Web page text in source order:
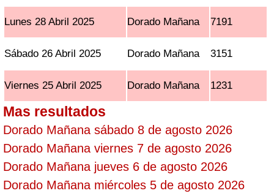
Lunes 28 Abril 2025 Dorado Mañana 7191
Sábado 26 Abril 2025 Dorado Mañana 3151
Viernes 25 Abril 2025 Dorado Mañana 1231
Mas resultados
Dorado Mañana sábado 8 de agosto 2026
Dorado Mañana viernes 7 de agosto 2026
Dorado Mañana jueves 6 de agosto 2026
Dorado Mañana miércoles 5 de agosto 2026